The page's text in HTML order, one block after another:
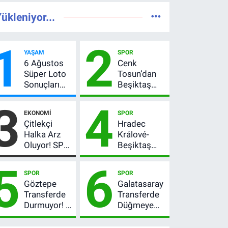
YAŞAM
6 Ağustos
Süper Loto
Sonuçları
Açıklandı!
TL’lik Çekiliş
2 SPOR
Cenk
Tosun’dan
Beşiktaş
açıklaması:
asıl mesajı
satır
arasında
verdi
EKONOMI
Çitlekçi
Halka Arz
Oluyor! SPK
Onayladı:
Sayısı ve
Talep
Toplama
Tarihi
4 SPOR
Hradec
Králové-
Beşiktaş
maçı hangi
Şifresiz
canlı yayın
izleme
rehberi
SPOR
Göztepe
Transferde
Durmuyor! 6
İmza
6 SPOR
Galatasaray
Transferde
Düğmeye
Bastı! Leao,